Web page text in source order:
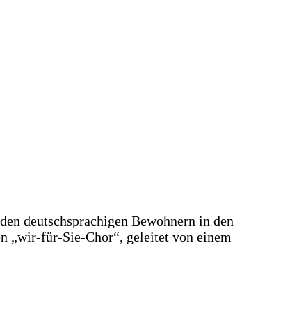
deutsch­spra­chi­gen Bewoh­nern in den
„wir-für-Sie-Chor“, gelei­tet von einem